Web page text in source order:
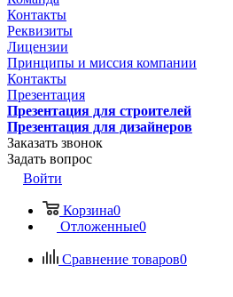
Контакты
Реквизиты
Лицензии
Принципы и миссия компании
Контакты
Презентация
Презентация для строителей
Презентация для дизайнеров
Заказать звонок
Задать вопрос
Войти
Корзина0
Отложенные0
Сравнение товаров0